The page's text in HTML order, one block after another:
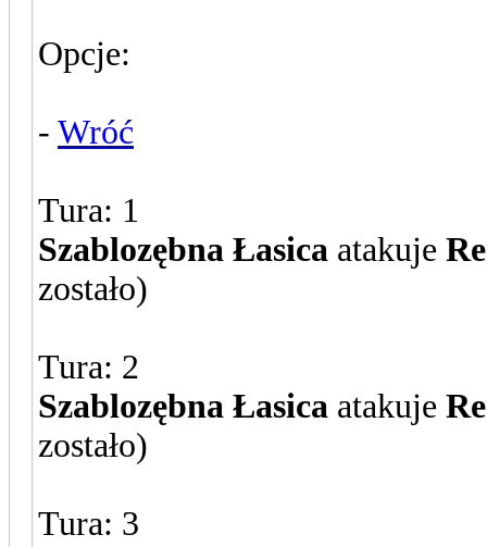
Opcje:
- Wróć
Tura: 1
Szablozębna Łasica atakuje
zostało)
Tura: 2
Szablozębna Łasica atakuje
zostało)
Tura: 3